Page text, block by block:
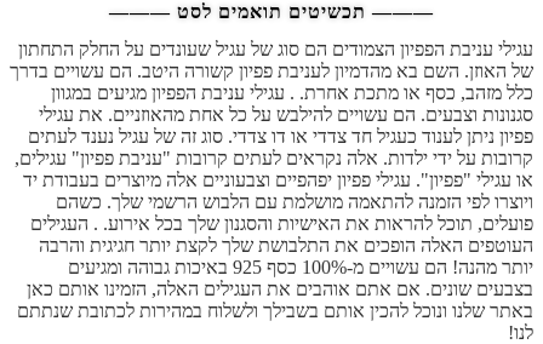
——— תכשיטים תואמים לסט ———
עגילי עניבת הפפיון הצמודים הם סוג של עגיל שעונדים על החלק התחתון
של האוזן. השם בא מהדמיון לעניבת פפיון קשורה היטב. הם עשויים בדרך
כלל מזהב, כסף או מתכת אחרת. . עגילי עניבת הפפיון מגיעים במגוון
סגנונות וצבעים. הם עשויים להילבש על כל אחת מהאוזניים. את עגילי
פפיון ניתן לענוד כעגיל חד צדדי או דו צדדי. סוג זה של עגיל נענד לעתים
קרובות על ידי ילדות. אלה נקראים לעתים קרובות "עניבת פפיון" עגילים,
או עגילי "פפיון". עגילי פפיון יפהפיים וצבעוניים אלה מיוצרים בעבודת יד
ויוצרו לפי הזמנה להתאמה מושלמת עם הלבוש הרשמי שלך. כשהם
פועלים, תוכל להראות את האישיות והסגנון שלך בכל אירוע. . העגילים
העוטפים האלה הופכים את התלבושת שלך לקצת יותר חגיגית והרבה
יותר מהנה! הם עשויים מ-100% כסף 925 באיכות גבוהה ומגיעים
בצבעים שונים. אם אתם אוהבים את העגילים האלה, הזמינו אותם כאן
באתר שלנו ונוכל להכין אותם בשבילך ולשלוח במהירות לכתובת שנתתם
לנו!